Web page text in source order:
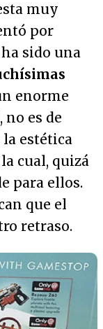
muy
por
sido una
enorme
no es de
estética
la cual, quizá
para ellos.
que el
retraso.